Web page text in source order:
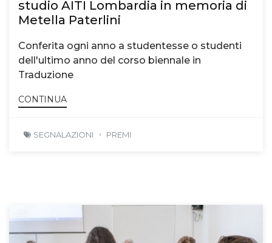
studio AITI Lombardia in memoria di
Metella Paterlini
Conferita ogni anno a studentesse o studenti
dell'ultimo anno del corso biennale in
Traduzione
CONTINUA
SEGNALAZIONI PREMI